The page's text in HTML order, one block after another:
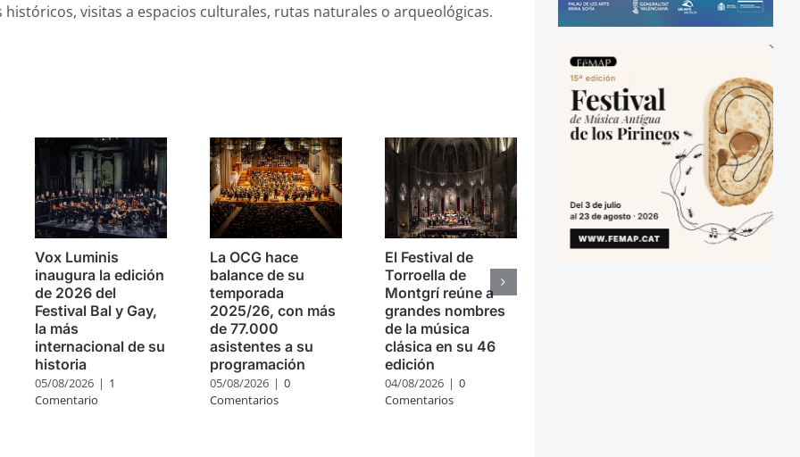
históricos, visitas a espacios culturales, rutas naturales o arqueológicas.
Vox Luminis
inaugura la edición
de 2026 del
Festival Bal y Gay,
la más
internacional de su
historia
05/08/2026 | 1
Comentario
La OCG hace
balance de su
temporada
2025/26, con más
de 77.000
asistentes a su
programación
05/08/2026 | 0
Comentarios
El Festival de
Torroella de
Montgrí reúne a
grandes nombres
de la música
clásica en su 46
edición
04/08/2026 | 0
Comentarios